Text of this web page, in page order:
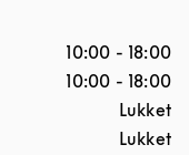
10:00 - 18:00
10:00 - 18:00
Lukket
Lukket